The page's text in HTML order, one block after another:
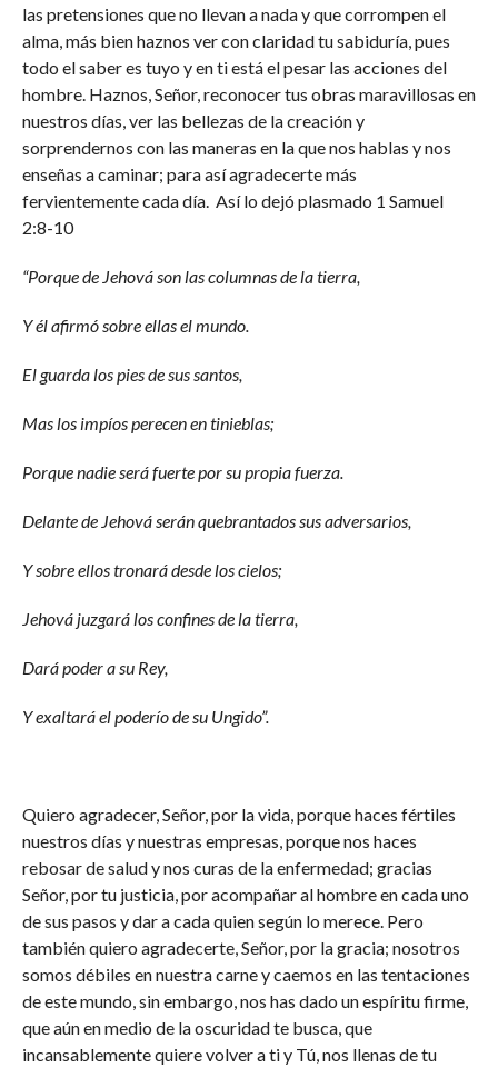
las pretensiones que no llevan a nada y que corrompen el
alma, más bien haznos ver con claridad tu sabiduría, pues
todo el saber es tuyo y en ti está el pesar las acciones del
hombre. Haznos, Señor, reconocer tus obras maravillosas en
nuestros días, ver las bellezas de la creación y
sorprendernos con las maneras en la que nos hablas y nos
enseñas a caminar; para así agradecerte más
fervientemente cada día. Así lo dejó plasmado 1 Samuel
2:8-10
“Porque de Jehová son las columnas de la tierra,
Y él afirmó sobre ellas el mundo.
El guarda los pies de sus santos,
Mas los impíos perecen en tinieblas;
Porque nadie será fuerte por su propia fuerza.
Delante de Jehová serán quebrantados sus adversarios,
Y sobre ellos tronará desde los cielos;
Jehová juzgará los confines de la tierra,
Dará poder a su Rey,
Y exaltará el poderío de su Ungido”.
Quiero agradecer, Señor, por la vida, porque haces fértiles
nuestros días y nuestras empresas, porque nos haces
rebosar de salud y nos curas de la enfermedad; gracias
Señor, por tu justicia, por acompañar al hombre en cada uno
de sus pasos y dar a cada quien según lo merece. Pero
también quiero agradecerte, Señor, por la gracia; nosotros
somos débiles en nuestra carne y caemos en las tentaciones
de este mundo, sin embargo, nos has dado un espíritu firme,
que aún en medio de la oscuridad te busca, que
incansablemente quiere volver a ti y Tú, nos llenas de tu